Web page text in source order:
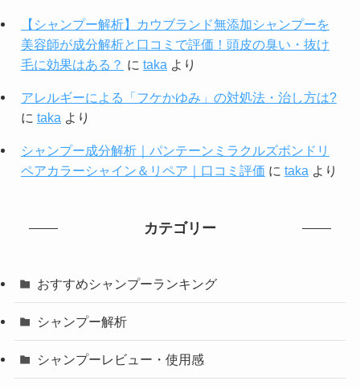
【シャンプー解析】カウブランド無添加シャンプーを
美容師が成分解析と口コミで評価！頭皮の臭い・抜け
毛に効果はある？ に taka より
アレルギーによる「フケかゆみ」の対処法・治し方は?
に taka より
シャンプー成分解析｜パンテーンミラクルズボンドリ
ペアカラーシャイン＆リペア｜口コミ評価 に taka より
カテゴリー
おすすめシャンプーランキング
シャンプー解析
シャンプーレビュー・使用感